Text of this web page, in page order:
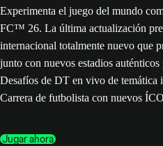
Experimenta el juego del mundo
FC™ 26. La última actualización
internacional totalmente nuevo que
junto con nuevos estadios
Desafíos de DT en vivo de temática
Carrera de futbolista con nuevos
Jugar ahora